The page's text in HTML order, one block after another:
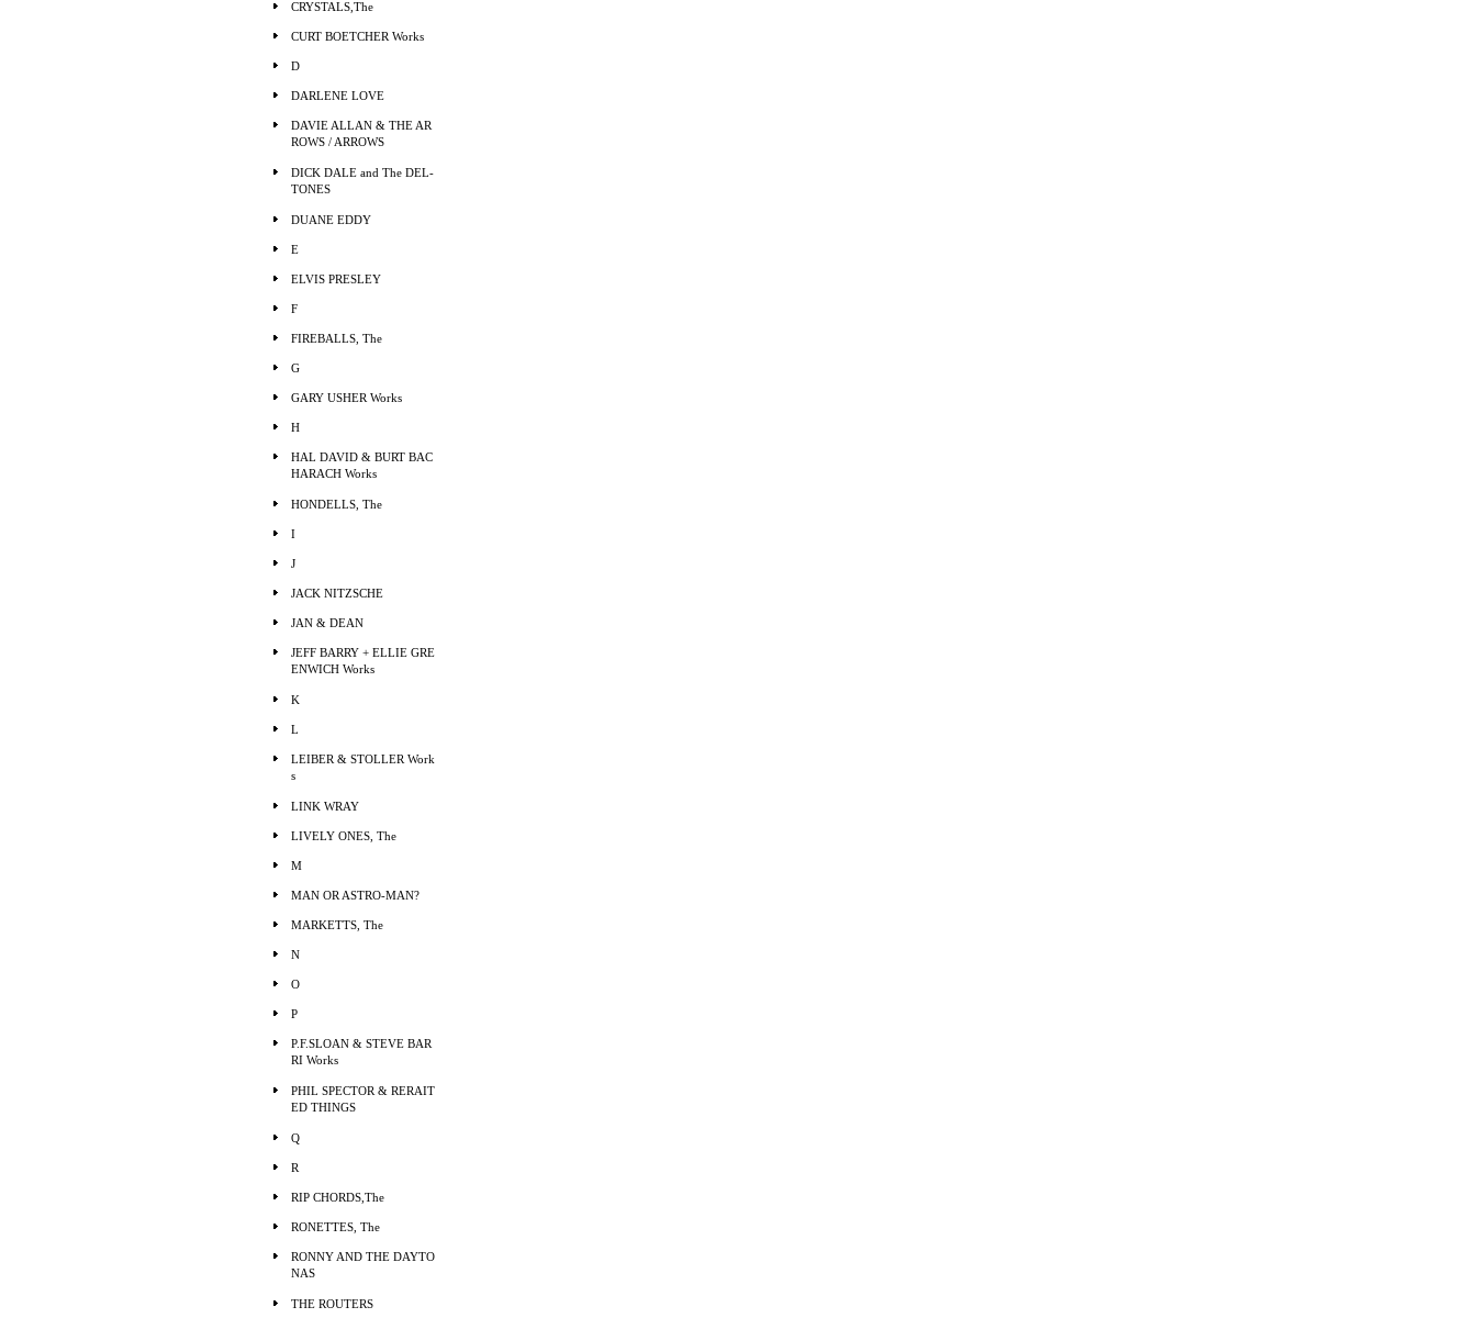
CRYSTALS,The
CURT BOETCHER Works
D
DARLENE LOVE
DAVIE ALLAN & THE AR
ROWS / ARROWS
DICK DALE and The DEL-
TONES
DUANE EDDY
E
ELVIS PRESLEY
F
FIREBALLS, The
G
GARY USHER Works
H
HAL DAVID & BURT BAC
HARACH Works
HONDELLS, The
I
J
JACK NITZSCHE
JAN & DEAN
JEFF BARRY + ELLIE GRE
ENWICH Works
K
L
LEIBER & STOLLER Work
s
LINK WRAY
LIVELY ONES, The
M
MAN OR ASTRO-MAN?
MARKETTS, The
N
O
P
P.F.SLOAN & STEVE BAR
RI Works
PHIL SPECTOR & RERAIT
ED THINGS
Q
R
RIP CHORDS,The
RONETTES, The
RONNY AND THE DAYTO
NAS
THE ROUTERS